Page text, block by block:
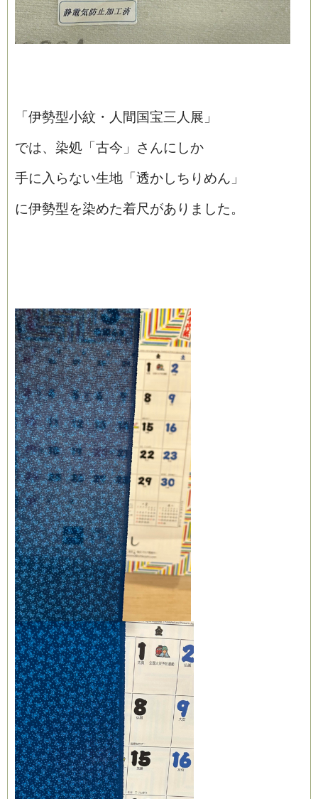
「伊勢型小紋・人間国宝三人展」
では、染処「古今」さんにしか
手に入らない生地「透かしちりめん」
に伊勢型を染めた着尺がありました。